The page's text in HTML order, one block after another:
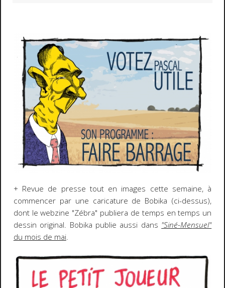
+ Revue de presse tout en images cette semaine, à
commencer par une caricature de Bobika (ci-dessus),
dont le webzine "Zébra" publiera de temps en temps un
dessin original. Bobika publie aussi dans "Siné-Mensuel"
du mois de mai.